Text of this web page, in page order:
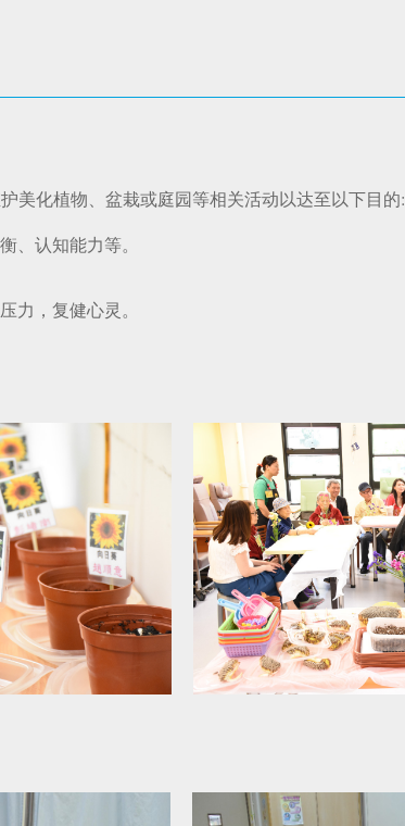
美化植物、盆栽或庭园等相关活动以达至以下目的:
、认知能力等。
力，复健心灵。